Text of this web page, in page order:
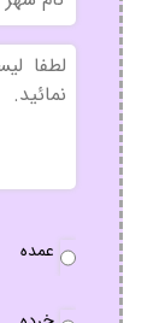
شهر
بدون
عنوان
سفارش
عمده